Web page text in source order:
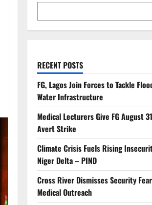
RECENT POSTS
FG, Lagos Join Forces to Tackle
Water Infrastructure
Medical Lecturers Give FG August
Avert Strike
Climate Crisis Fuels Rising
Niger Delta – PIND
Cross River Dismisses Security
Medical Outreach